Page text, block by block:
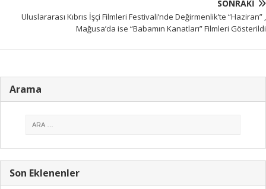
SONRAKI
Uluslararası Kıbrıs İşçi Filmleri Festivali’nde Değirmenlik’te “Haziran” ,
Mağusa’da ise “Babamın Kanatları” Filmleri Gösterildi
Arama
Son Eklenenler